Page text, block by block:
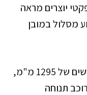
יוצרים מראה
מסלול במובן
המסגרת הקלה והחזקה, הגובה המרשים של 1295 מ"מ,
לרוכב תנוחה